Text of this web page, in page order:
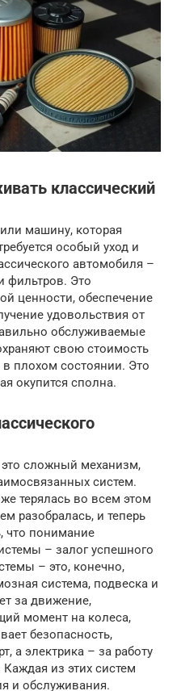
классический
машину, которая
особый уход и
автомобиля –
фильтров. Это
ценности, обеспечение
удовольствия от
обслуживаемые
свою стоимость
плохом состоянии. Это
окупится сполна.
сложный механизм,
систем.
терялась во всем этом
разобралась, и теперь
что понимание
– залог успешного
– это, конечно,
система, подвеска и
за движение,
момент на колеса,
безопасность,
а электрика – за работу
из этих систем
и обслуживания.